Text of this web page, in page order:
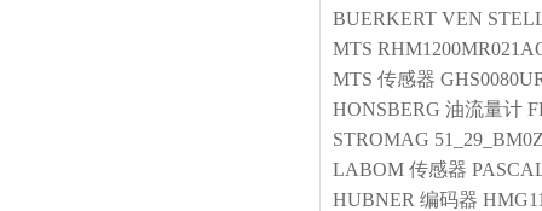
BUERKERT VEN
MTS
MTS 传感器
HONSBERG 油流量计
STROMAG
LABOM 传感器
HUBNER 编码器